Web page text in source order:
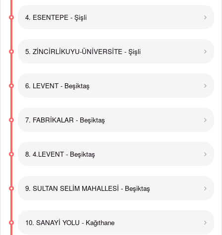
4. ESENTEPE - Şişli
5. ZİNCİRLİKUYU-ÜNİVERSİTE - Şişli
6. LEVENT - Beşiktaş
7. FABRİKALAR - Beşiktaş
8. 4.LEVENT - Beşiktaş
9. SULTAN SELİM MAHALLESİ - Beşiktaş
10. SANAYİ YOLU - Kağıthane